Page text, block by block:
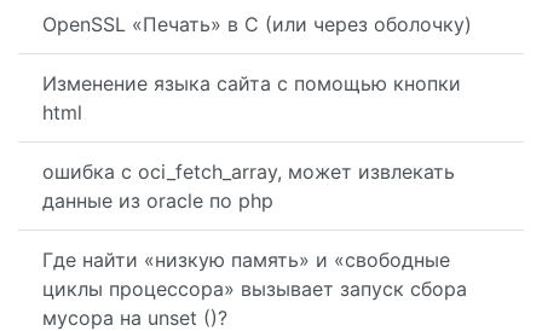
OpenSSL «Печать» в C (или через оболочку)
Изменение языка сайта с помощью кнопки
html
ошибка с oci_fetch_array, может извлекать
данные из oracle по php
Где найти «низкую память» и «свободные
циклы процессора» вызывает запуск сбора
мусора на unset ()?